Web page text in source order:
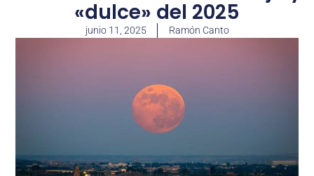
«dulce» del 2025
junio 11, 2025 Ramón Canto